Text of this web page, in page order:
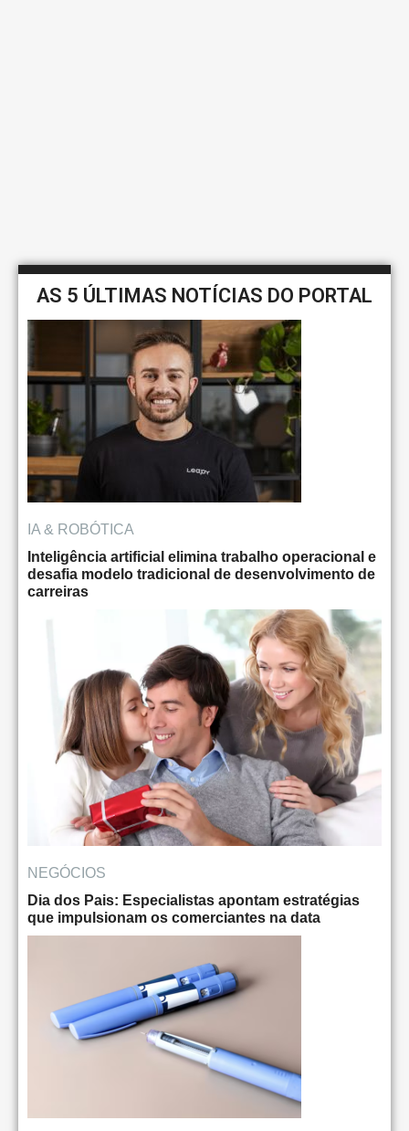
AS 5 ÚLTIMAS NOTÍCIAS DO PORTAL
IA & ROBÓTICA
Inteligência artificial elimina trabalho operacional e
desafia modelo tradicional de desenvolvimento de
carreiras
NEGÓCIOS
Dia dos Pais: Especialistas apontam estratégias
que impulsionam os comerciantes na data